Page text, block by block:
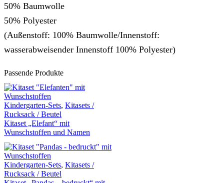
50% Baumwolle
50% Polyester
(Außenstoff: 100% Baumwolle/Innenstoff:
wasserabweisender Innenstoff 100% Polyester)
Passende Produkte
Kindergarten-Sets, Kitasets /
Rucksack / Beutel
Kitaset „Elefant“ mit
Wunschstoffen und Namen
Kindergarten-Sets, Kitasets /
Rucksack / Beutel